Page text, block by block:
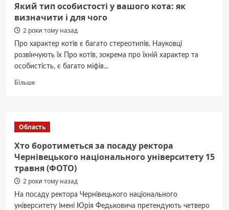
Який тип особистості у вашого кота: як
визначити і для чого
2 роки тому назад
Про характер котів є багато стереотипів. Науковці
розвінчують їх Про котів, зокрема про їхній характер та
особистість, є багато міфів...
БільшеДокладніше
у
кота:
як
визначити
чого
Область
Хто боротиметься за посаду ректора
Чернівецького національного університету 15
травня (ФОТО)
2 роки тому назад
На посаду ректора Чернівецького національного
університету імені Юрія Федьковича претендують четверо